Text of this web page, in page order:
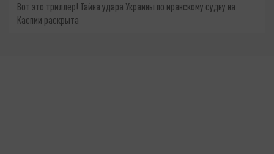
Вот это триллер! Тайна удара Украины по иранскому судну на
Каспии раскрыта